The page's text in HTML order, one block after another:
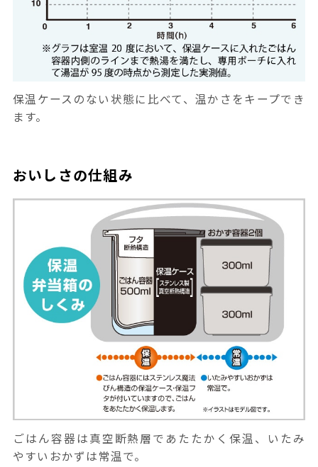
保温ケースのない状態に比べて、温かさをキープでき
ます。
おいしさの仕組み
ごはん容器は真空断熱層であたたかく保温、いたみ
やすいおかずは常温で。